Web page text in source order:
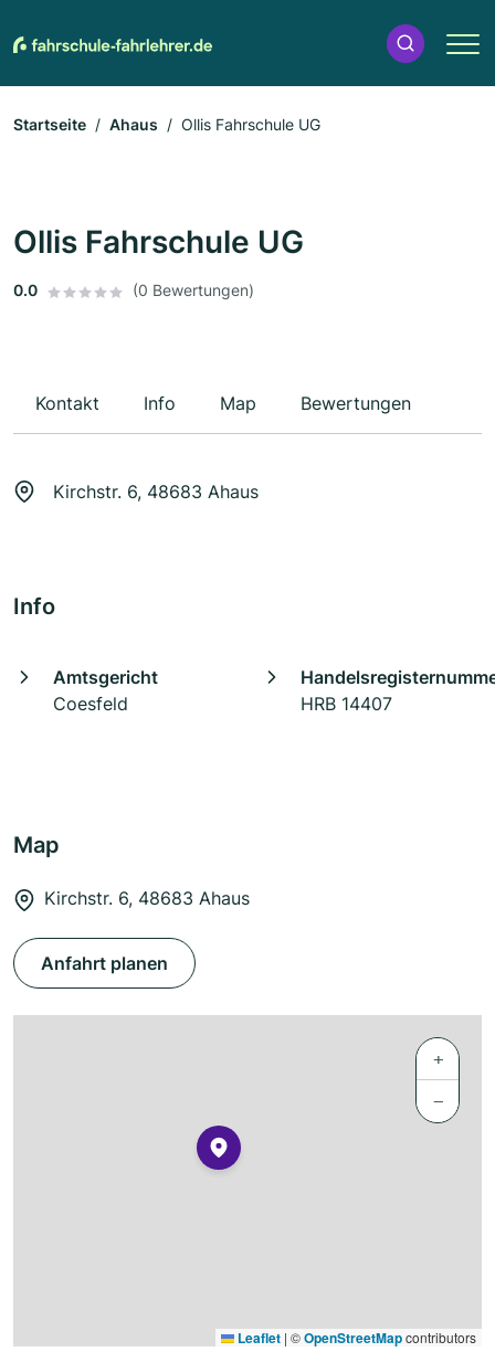
Startseite Ahaus Ollis Fahrschule UG
Ollis Fahrschule UG
0.0 (0 Bewertungen)
Kontakt Info Map Bewertungen
Kirchstr. 6, 48683 Ahaus
Info
Amtsgericht
Coesfeld
HRB 14407
Map
Kirchstr. 6, 48683 Ahaus
Anfahrt planen
+
−
Leaflet | ©OpenStreetMapcontributors